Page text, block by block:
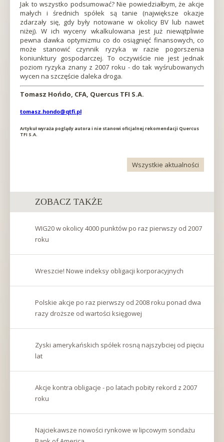
w
nowej
karcieOtworzy
się
w
nowej
karcieOtworzy
się
karcieOtworzy
karcieOtworzy
się
nowej
nowej
w
karcie
Jak to wszystko podsumować? Nie powiedziałbym, że akcje
małych i średnich spółek są tanie (największe okazje
zdarzały się, gdy były notowane w okolicy BV lub nawet
niżej). W ich wyceny wkalkulowana jest już niewątpliwie
pewna dawka optymizmu co do osiągnięć finansowych, co
może stanowić czynnik ryzyka w razie pogorszenia
koniunktury gospodarczej. To oczywiście nie jest jednak
poziom ryzyka znany z 2007 roku - do tak wyśrubowanych
wycen na szczęście daleka droga.
Tomasz Hońdo, CFA, Quercus TFI S.A.
tomasz.hondo@qtfi.pl
Artykuł wyraża poglądy autora i nie stanowi oficjalnej rekomendacji Quercus
TFI S.A.
Wszystkie aktualności
ZOBACZ TAKŻE
WIG20 w okolicy 4000 punktów po raz pierwszy od 2007
roku
Wreszcie! Nowe indeksy obligacji korporacyjnych
Polskie akcje po raz pierwszy od 2008 roku ponad dwa
razy droższe od wartości księgowej
Zyski amerykańskich spółek rosną najszybciej od pięciu
lat
Akcje kontra obligacje - po latach pobity rekord z 2007
roku
Najciekawsze nowości rynkowe w lipcowym sondażu